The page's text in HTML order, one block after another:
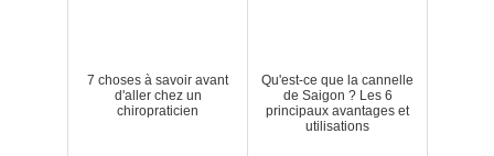
7 choses à savoir avant
d'aller chez un
chiropraticien
Qu'est-ce que la cannelle
de Saigon ? Les 6
principaux avantages et
utilisations